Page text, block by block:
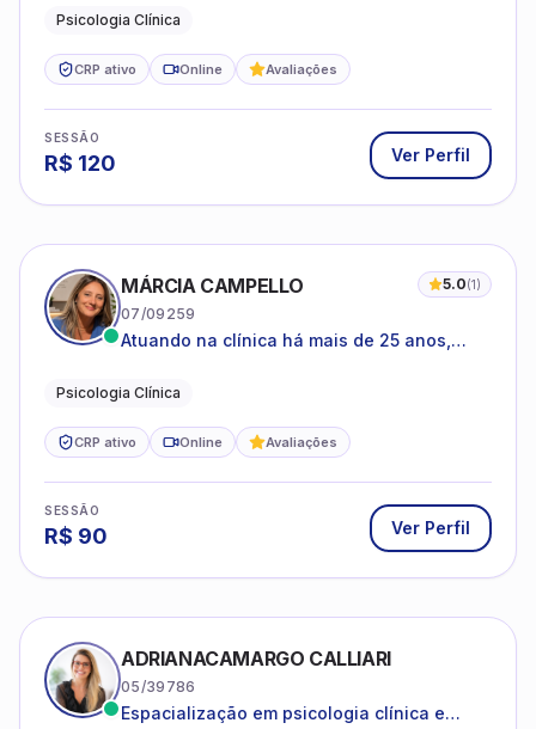
Psicologia Clínica
CRP ativo Online Avaliações
SESSÃO
R$ 120 Ver Perfil
MÁRCIA CAMPELLO 5.0(1)
07/09259
Atuando na clínica há mais de 25 anos,
estruturas, com experiência em
Psicologia Clínica
CRP ativo Online Avaliações
SESSÃO
R$ 90 Ver Perfil
ADRIANACAMARGO CALLIARI
05/39786
Espacialização em psicologia clínica e